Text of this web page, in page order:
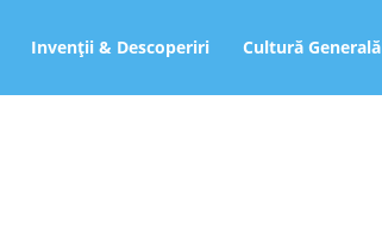
Invenții & Descoperiri Cultură Generală